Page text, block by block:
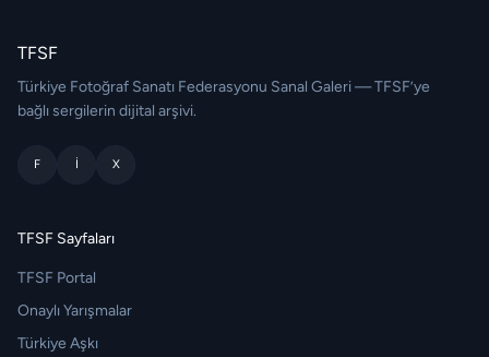
TFSF
Türkiye Fotoğraf Sanatı Federasyonu Sanal Galeri — TFSF’ye
bağlı sergilerin dijital arşivi.
F I X
TFSF Sayfaları
TFSF Portal
Onaylı Yarışmalar
Türkiye Aşkı